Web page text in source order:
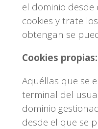
el dominio
cookies y trate
obtengan se
Cookies propias:
Aquéllas que se
terminal del
dominio
desde el que se